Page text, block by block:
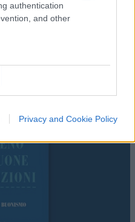
authentication
and other
Privacy and Cookie Policy